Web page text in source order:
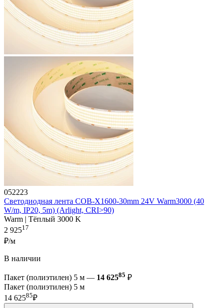
052223
Светодиодная лента COB-X1600-30mm 24V Warm3000 (40
W/m, IP20, 5m) (Arlight, CRI>90)
Warm | Тёплый 3000 K
2 92517
₽/м
В наличии
Пакет (полиэтилен) 5 м — 14 62585 ₽
Пакет (полиэтилен) 5 м
14 62585₽